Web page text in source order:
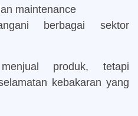
maintenance
berbagai sektor
produk, tetapi
kebakaran yang